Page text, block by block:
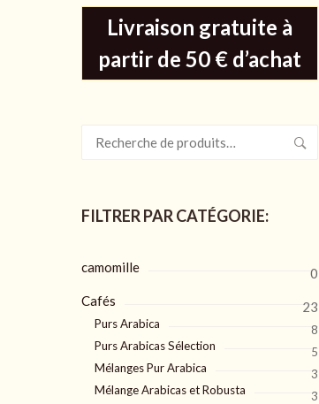
Livraison gratuite à
partir de 50 € d’achat
pour :
FILTRER PAR CATÉGORIE:
camomille
0
Cafés
23
Purs Arabica
8
Purs Arabicas Sélection
5
Mélanges Pur Arabica
3
Mélange Arabicas et Robusta
3